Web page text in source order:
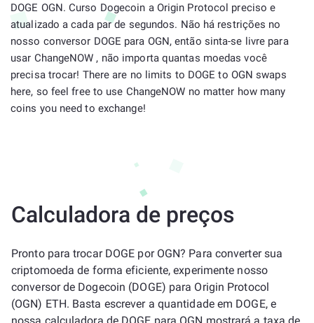
DOGE OGN. Curso Dogecoin a Origin Protocol preciso e
atualizado a cada par de segundos. Não há restrições no
nosso conversor DOGE para OGN, então sinta-se livre para
usar ChangeNOW , não importa quantas moedas você
precisa trocar! There are no limits to DOGE to OGN swaps
here, so feel free to use ChangeNOW no matter how many
coins you need to exchange!
Calculadora de preços
Pronto para trocar DOGE por OGN? Para converter sua
criptomoeda de forma eficiente, experimente nosso
conversor de Dogecoin (DOGE) para Origin Protocol
(OGN) ETH. Basta escrever a quantidade em DOGE, e